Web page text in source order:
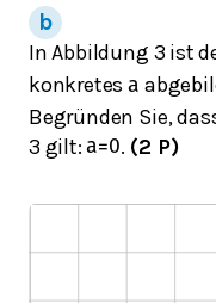
In Abbildung 3 ist
konkretesa
Begründen Sie,
3 gilt:a=0. (2 P)